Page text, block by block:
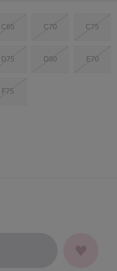
C65 C70 C75
D75 D80 E70
F75